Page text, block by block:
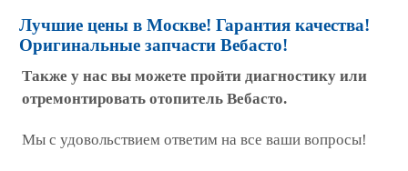
Лучшие цены в Москве! Гарантия качества!
Оригинальные запчасти Вебасто!
Также у нас вы можете пройти диагностику или
отремонтировать отопитель Вебасто.
Мы с удовольствием ответим на все ваши вопросы!